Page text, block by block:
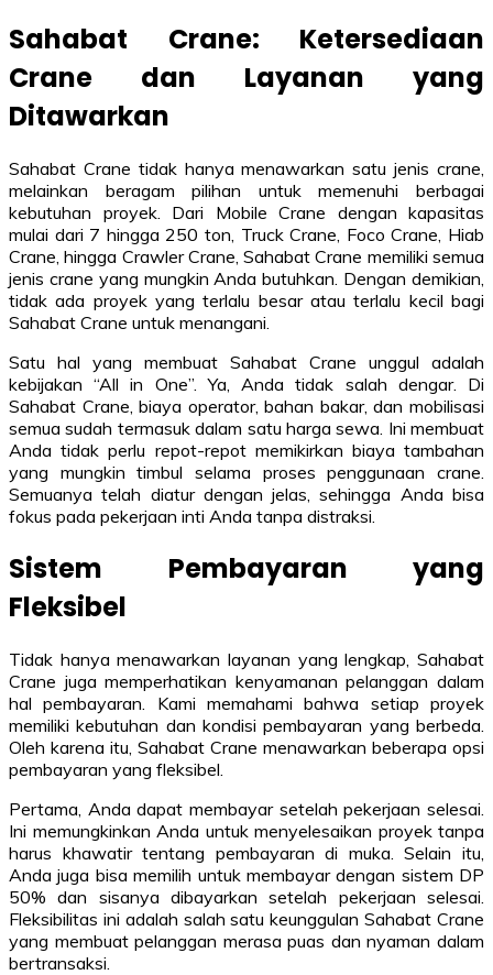
Sahabat Crane: Ketersediaan
Crane dan Layanan yang
Ditawarkan
Sahabat Crane tidak hanya menawarkan satu jenis crane,
melainkan beragam pilihan untuk memenuhi berbagai
kebutuhan proyek. Dari Mobile Crane dengan kapasitas
mulai dari 7 hingga 250 ton, Truck Crane, Foco Crane, Hiab
Crane, hingga Crawler Crane, Sahabat Crane memiliki semua
jenis crane yang mungkin Anda butuhkan. Dengan demikian,
tidak ada proyek yang terlalu besar atau terlalu kecil bagi
Sahabat Crane untuk menangani.
Satu hal yang membuat Sahabat Crane unggul adalah
kebijakan “All in One”. Ya, Anda tidak salah dengar. Di
Sahabat Crane, biaya operator, bahan bakar, dan mobilisasi
semua sudah termasuk dalam satu harga sewa. Ini membuat
Anda tidak perlu repot-repot memikirkan biaya tambahan
yang mungkin timbul selama proses penggunaan crane.
Semuanya telah diatur dengan jelas, sehingga Anda bisa
fokus pada pekerjaan inti Anda tanpa distraksi.
Sistem Pembayaran yang
Fleksibel
Tidak hanya menawarkan layanan yang lengkap, Sahabat
Crane juga memperhatikan kenyamanan pelanggan dalam
hal pembayaran. Kami memahami bahwa setiap proyek
memiliki kebutuhan dan kondisi pembayaran yang berbeda.
Oleh karena itu, Sahabat Crane menawarkan beberapa opsi
pembayaran yang fleksibel.
Pertama, Anda dapat membayar setelah pekerjaan selesai.
Ini memungkinkan Anda untuk menyelesaikan proyek tanpa
harus khawatir tentang pembayaran di muka. Selain itu,
Anda juga bisa memilih untuk membayar dengan sistem DP
50% dan sisanya dibayarkan setelah pekerjaan selesai.
Fleksibilitas ini adalah salah satu keunggulan Sahabat Crane
yang membuat pelanggan merasa puas dan nyaman dalam
bertransaksi.